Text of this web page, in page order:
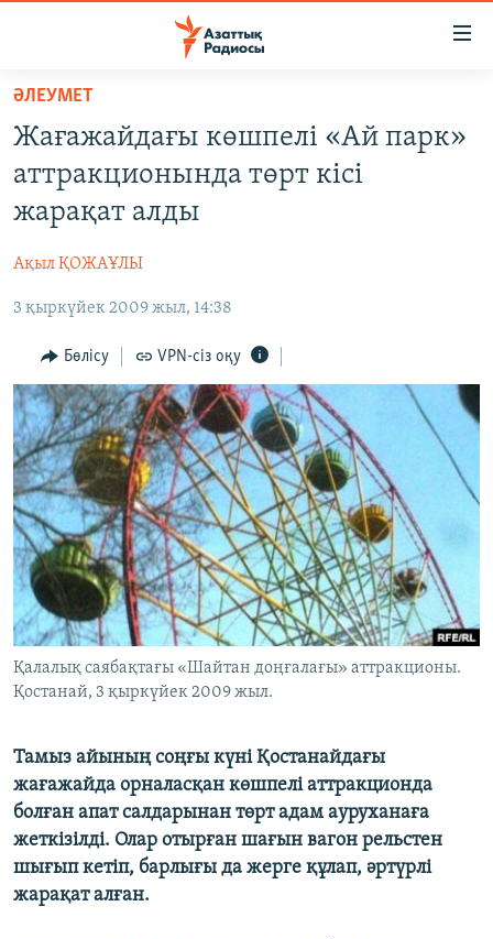
Skip
main
content
to
main
Skip
Search
AZATTYQTV
АДАМ ҚҰҚЫҚТАРЫ
ӘЛЕУМЕТ
ӘЛЕМ
АРНАЙЫ ЖОБАЛАР
Русский
ЖАЗЫЛЫҢЫЗ
Басқа тілдерде
ӘЛЕУМЕТ
Жағажайдағы көшпелі «Ай парк»
аттракционында төрт кісі
жарақат алды
Ақыл ҚОЖАҰЛЫ
3 қыркүйек 2009 жыл, 14:38
Бөлісу VPN-сіз оқу
Қалалық саябақтағы «Шайтан доңғалағы» аттракционы.
Қостанай, 3 қыркүйек 2009 жыл.
Тамыз айының соңғы күні Қостанайдағы
жағажайда орналасқан көшпелі аттракционда
болған апат салдарынан төрт адам ауруханаға
жеткізілді. Олар отырған шағын вагон рельстен
шығып кетіп, барлығы да жерге құлап, әртүрлі
жарақат алған.